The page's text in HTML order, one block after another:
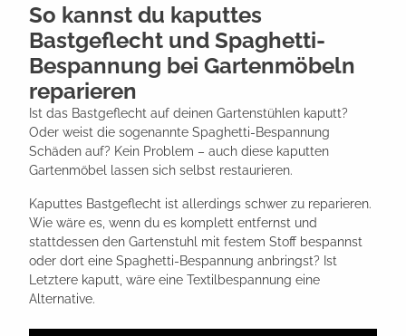
So kannst du kaputtes
Bastgeflecht und Spaghetti-
Bespannung bei Gartenmöbeln
reparieren
Ist das Bastgeflecht auf deinen Gartenstühlen kaputt?
Oder weist die sogenannte Spaghetti-Bespannung
Schäden auf? Kein Problem – auch diese kaputten
Gartenmöbel lassen sich selbst restaurieren.
Kaputtes Bastgeflecht ist allerdings schwer zu reparieren.
Wie wäre es, wenn du es komplett entfernst und
stattdessen den Gartenstuhl mit festem Stoff bespannst
oder dort eine Spaghetti-Bespannung anbringst? Ist
Letztere kaputt, wäre eine Textilbespannung eine
Alternative.